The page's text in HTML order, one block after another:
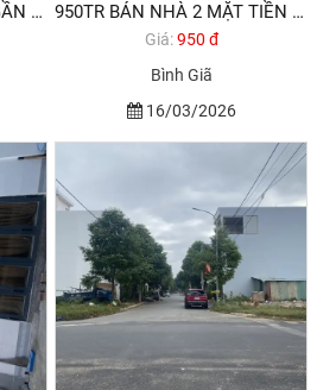
BÁN NHÀ SỔ ĐỎ RIÊNG GẦN KHU KHANG LINH VŨNG TÀU 950TR BÁN NHÀ 2 MẶT TIỀN ĐƯỜNG BỜ KÊNH 828 BÌNH GIÃ VŨNG TÀU
Giá:950 đ
Bình Giã
16/03/2026